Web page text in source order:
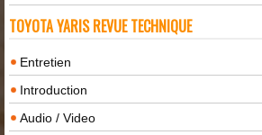
TOYOTA YARIS REVUE TECHNIQUE
Entretien
Introduction
Audio / Video